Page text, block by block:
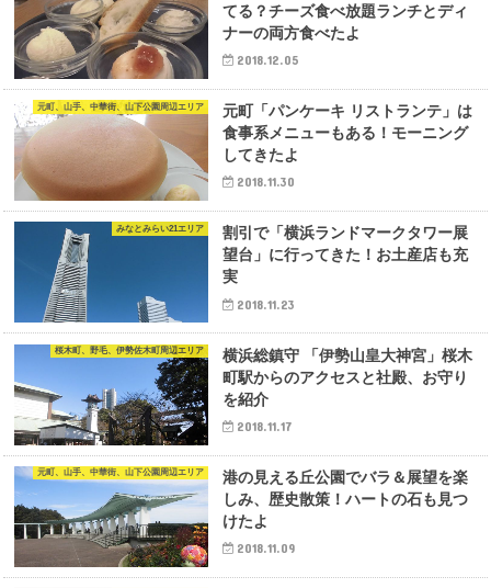
てる？チーズ食べ放題ランチとディ
ナーの両方食べたよ
2018.12.05
元町、山手、中華街、山下公園周辺エリア
元町「パンケーキ リストランテ」は
食事系メニューもある！モーニング
してきたよ
2018.11.30
みなとみらい21エリア
割引で「横浜ランドマークタワー展
望台」に行ってきた！お土産店も充
実
2018.11.23
桜木町、野毛、伊勢佐木町周辺エリア
横浜総鎮守 「伊勢山皇大神宮」桜木
町駅からのアクセスと社殿、お守り
を紹介
2018.11.17
元町、山手、中華街、山下公園周辺エリア
港の見える丘公園でバラ＆展望を楽
しみ、歴史散策！ハートの石も見つ
けたよ
2018.11.09